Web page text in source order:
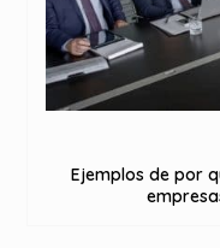
Ejemplos de por